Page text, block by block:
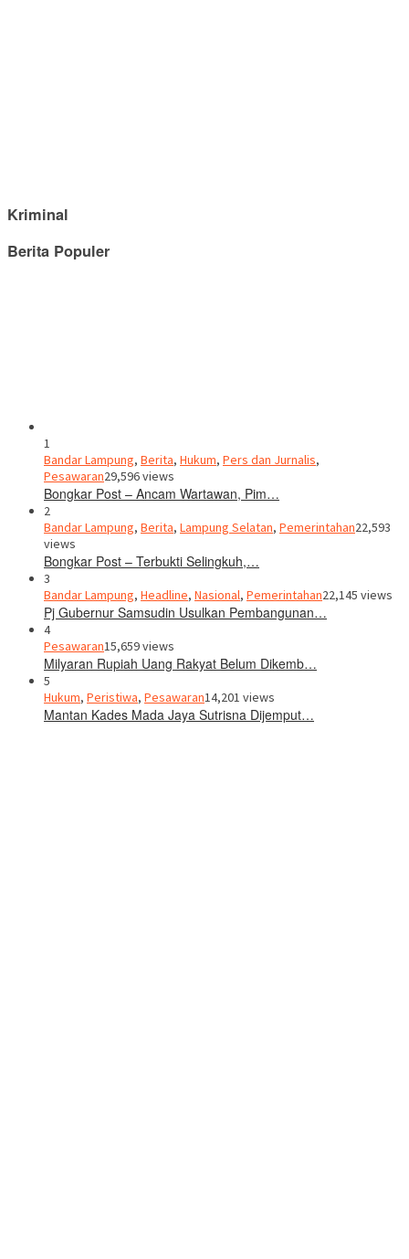
Kriminal
Berita Populer
1
Bandar Lampung, Berita, Hukum, Pers dan Jurnalis,
Pesawaran29,596 views
Bongkar Post – Ancam Wartawan, Pim…
2
Bandar Lampung, Berita, Lampung Selatan, Pemerintahan22,593
views
Bongkar Post – Terbukti Selingkuh,…
3
Bandar Lampung, Headline, Nasional, Pemerintahan22,145 views
Pj Gubernur Samsudin Usulkan Pembangunan…
4
Pesawaran15,659 views
Milyaran Rupiah Uang Rakyat Belum Dikemb…
5
Hukum, Peristiwa, Pesawaran14,201 views
Mantan Kades Mada Jaya Sutrisna Dijemput…